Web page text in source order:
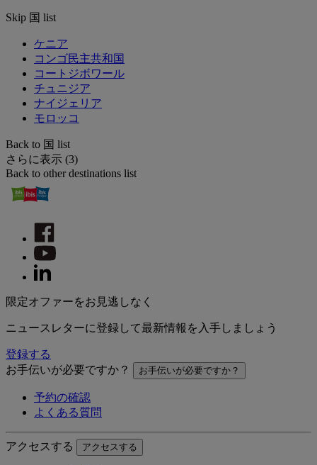
Skip 国 list
ケニア
コンゴ民主共和国
コートジボワール
チュニジア
ナイジェリア
モロッコ
Back to 国 list
さらに表示 (3)
Back to other destinations list
限定オファーをお見逃しなく
ニュースレターに登録して最新情報を入手しましょう
登録する
お手伝いが必要ですか？
お手伝いが必要ですか？
予約の確認
よくある質問
アクセスする アクセスする